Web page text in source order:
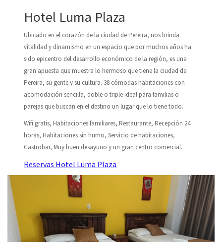
Hotel Luma Plaza
Ubicado en el corazón de la ciudad de Pereira, nos brinda
vitalidad y dinamismo en un espacio que por muchos años ha
sido epicentro del desarrollo económico de la región, es una
gran apuesta que muestra lo hermoso que tiene la ciudad de
Pereira, su gente y su cultura. 38 cómodas habitaciones con
acomodación sencilla, doble o triple ideal para familias o
parejas que buscan en el destino un lugar que lo tiene todo.
Wifi gratis, Habitaciones familiares, Restaurante, Recepción 24
horas, Habitaciones sin humo, Servicio de habitaciones,
Gastrobar, Muy buen desayuno y un gran centro comercial.
Reservas Hotel Luma Plaza